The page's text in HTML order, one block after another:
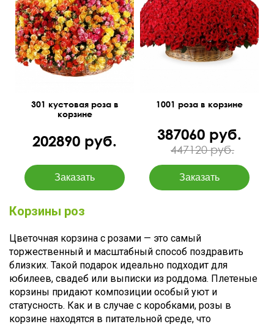
Цвет микс
60 см
100 см
301 кустовая роза в
корзине
202890 руб.
65 см 150 см
1001 роза в корзине
387060 руб.
447120 руб.
Корзины роз
Цветочная корзина с розами — это самый
торжественный и масштабный способ поздравить
близких. Такой подарок идеально подходит для
юбилеев, свадеб или выписки из роддома. Плетеные
корзины придают композиции особый уют и
статусность. Как и в случае с коробками, розы в
корзине находятся в питательной среде, что